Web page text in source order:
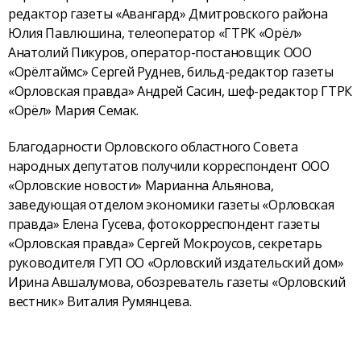
редактор газеты «Авангард» Дмитровского района
Юлия Павлюшина, телеоператор «ГТРК «Орёл»
Анатолий Пикуров, оператор-постановщик ООО
«Орёлтаймс» Сергей Руднев, бильд-редактор газеты
«Орловская правда» Андрей Сасин, шеф-редактор ГТРК
«Орёл» Мария Семак.
Благодарности Орловского областного Совета
народных депутатов получили корреспондент ООО
«Орловские новости» Марианна Альянова,
заведующая отделом экономики газеты «Орловская
правда» Елена Гусева, фотокорреспондент газеты
«Орловская правда» Сергей Мокроусов, секретарь
руководителя ГУП ОО «Орловский издательский дом»
Ирина Авшалумова, обозреватель газеты «Орловский
вестник» Виталия Румянцева.